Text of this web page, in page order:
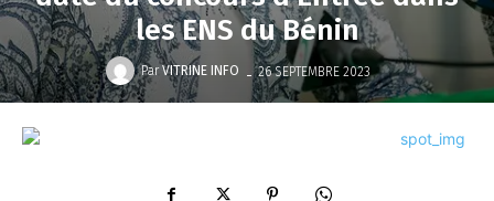
les ENS du Bénin
Par VITRINE INFO - 26 SEPTEMBRE 2023